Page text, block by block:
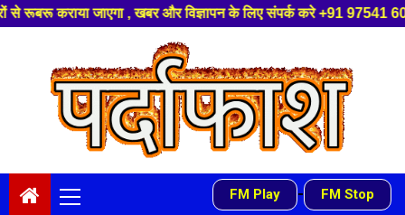
के लिए संपर्क करे +91 97541 60816 ,हमारे यूट्यूब चैनल को
content
Menu
FM Play - FM Stop